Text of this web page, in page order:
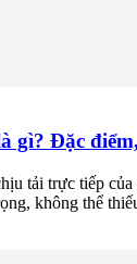
gì? Đặc
tải trực tiếp
không thể